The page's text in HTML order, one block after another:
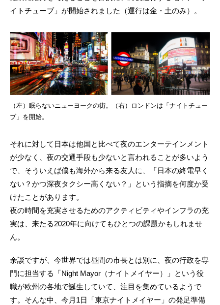
イトチューブ」が開始されました（運行は金・土のみ）。
（左）眠らないニューヨークの街。（右）ロンドンは「ナイトチュー
ブ」を開始。
それに対して日本は他国と比べて夜のエンターテインメント
が少なく、夜の交通手段も少ないと言われることが多いよう
で、そういえば僕も海外から来る友人に、「日本の終電早く
ない？かつ深夜タクシー高くない？」という指摘を何度か受
けたことがあります。
夜の時間を充実させるためのアクティビティやインフラの充
実は、来たる2020年に向けてもひとつの課題かもしれませ
ん。
余談ですが、今世界では昼間の市長とは別に、夜の行政を専
門に担当する「Night Mayor（ナイトメイヤー）」という役
職が欧州の各地で誕生していて、注目を集めているようで
す。そんな中、今月1日「東京ナイトメイヤー」の発足準備